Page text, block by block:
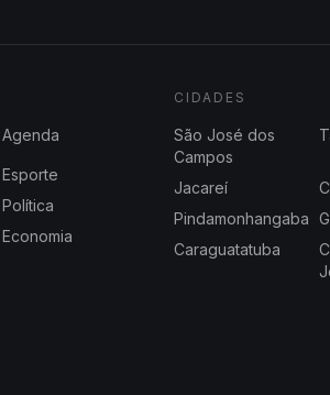
Agenda
Esporte
Política
Economia
CIDADES
São José dos
Campos
Jacareí
Pindamonhangaba
Caraguatatuba